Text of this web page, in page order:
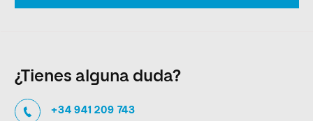
¿Tienes alguna duda?
+34 941 209 743